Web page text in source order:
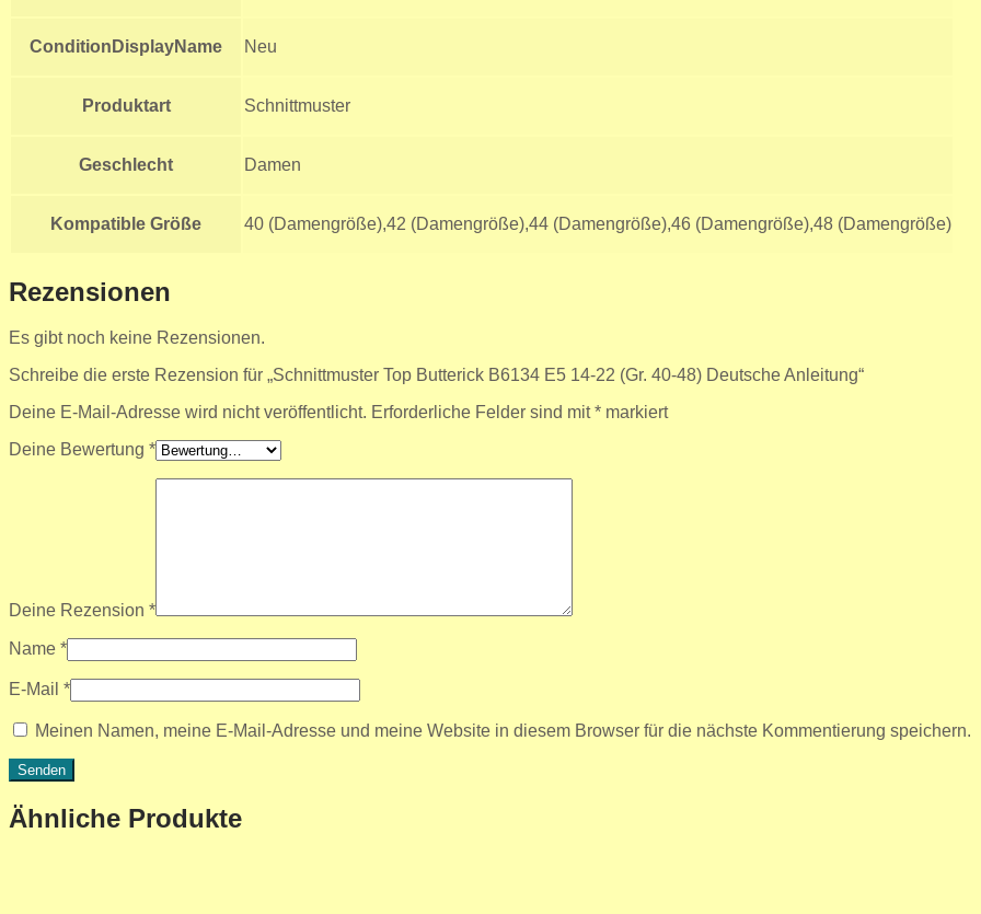
ConditionDisplayName Neu
Produktart Schnittmuster
Geschlecht Damen
Kompatible Größe 40 (Damengröße),42 (Damengröße),44 (Damengröße),46 (Damengröße),48 (Damengröße)
Rezensionen
Es gibt noch keine Rezensionen.
Schreibe die erste Rezension für „Schnittmuster Top Butterick B6134 E5 14-22 (Gr. 40-48) Deutsche Anleitung“
Deine E-Mail-Adresse wird nicht veröffentlicht. Erforderliche Felder sind mit* markiert
Deine Bewertung *
Deine Rezension *
Name *
E-Mail *
Meinen Namen, meine E-Mail-Adresse und meine Website in diesem Browser für die nächste Kommentierung speichern.
Ähnliche Produkte